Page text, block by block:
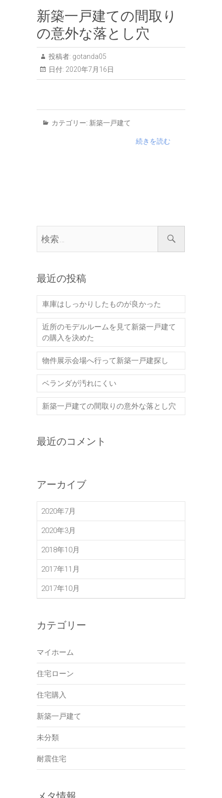
新築一戸建ての間取り
の意外な落とし穴
投稿者: gotanda05
日付: 2020年7月16日
カテゴリー: 新築一戸建て
続きを読む
最近の投稿
車庫はしっかりしたものが良かった
近所のモデルルームを見て新築一戸建て
の購入を決めた
物件展示会場へ行って新築一戸建探し
ベランダが汚れにくい
新築一戸建ての間取りの意外な落とし穴
最近のコメント
アーカイブ
2020年7月
2020年3月
2018年10月
2017年11月
2017年10月
カテゴリー
マイホーム
住宅ローン
住宅購入
新築一戸建て
未分類
耐震住宅